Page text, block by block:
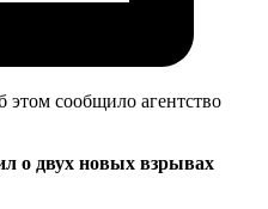
сообщило агентство
о двух новых взрывах